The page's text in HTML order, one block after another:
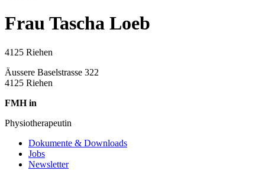
Frau Tascha Loeb
4125 Riehen
Äussere Baselstrasse 322
4125 Riehen
FMH in
Physiotherapeutin
Dokumente & Downloads
Jobs
Newsletter